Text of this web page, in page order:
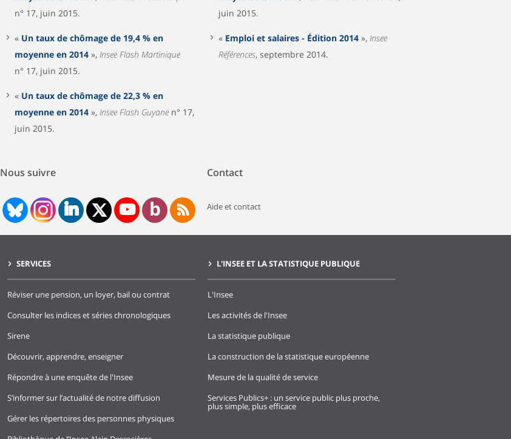
n° 17, juin 2015.
« Un taux de chômage de 19,4 % en
moyenne en 2014 », Insee Flash Martinique
n° 17, juin 2015.
« Un taux de chômage de 22,3 % en
moyenne en 2014 », Insee Flash Guyane n° 17,
juin 2015.
juin 2015.
« Emploi et salaires - Édition 2014 », Insee
Références, septembre 2014.
Nous suivre Contact
Aide et contact
SERVICES
Réviser une pension, un loyer, bail ou contrat
Consulter les indices et séries chronologiques
Sirene
Découvrir, apprendre, enseigner
Répondre à une enquête de l'Insee
S’informer sur l’actualité de notre diffusion
Gérer les répertoires des personnes physiques
L'INSEE ET LA STATISTIQUE PUBLIQUE
L'Insee
Les activités de l'Insee
La statistique publique
La construction de la statistique européenne
Mesure de la qualité de service
Services Publics+ : un service public plus proche,
plus simple, plus efficace